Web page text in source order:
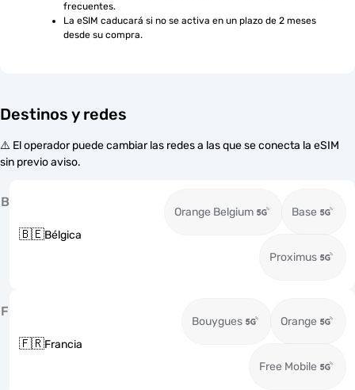
frecuentes.
La eSIM caducará si no se activa en un plazo de 2 meses
desde su compra.
Destinos y redes
⚠️ El operador puede cambiar las redes a las que se conecta la eSIM
sin previo aviso.
B
🇧🇪Bélgica
Orange Belgium Base
Proximus
F
🇫🇷Francia
Bouygues Orange
Free Mobile